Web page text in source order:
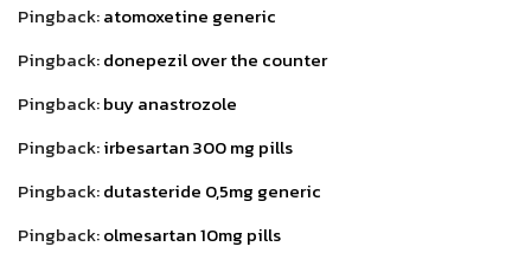
Pingback:atomoxetine generic
Pingback:donepezil over the counter
Pingback:buy anastrozole
Pingback:irbesartan 300 mg pills
Pingback:dutasteride 0,5mg generic
Pingback:olmesartan 10mg pills